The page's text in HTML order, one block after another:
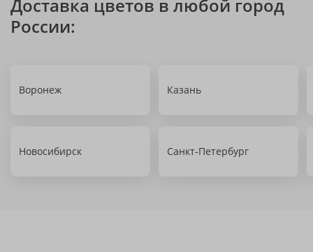
Доставка цветов в любой город
России:
Воронеж Казань
Новосибирск Санкт-Петербург